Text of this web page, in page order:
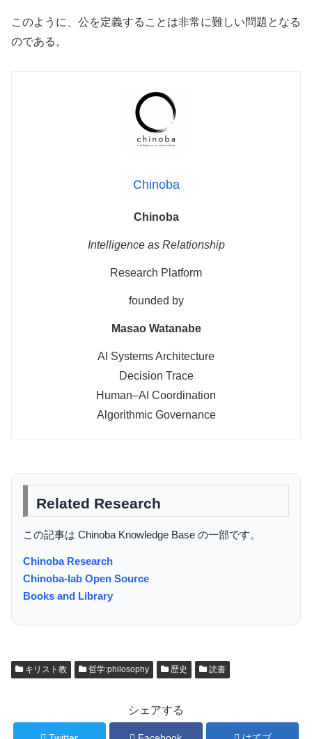
このように、公を定義することは非常に難しい問題となる
のである。
Chinoba
Chinoba
Intelligence as Relationship
Research Platform
founded by
Masao Watanabe
AI Systems Architecture
Decision Trace
Human–AI Coordination
Algorithmic Governance
Related Research
この記事は Chinoba Knowledge Base の一部です。
Chinoba Research
Chinoba-lab Open Source
Books and Library
キリスト教 哲学:philosophy 歴史 読書
シェアする